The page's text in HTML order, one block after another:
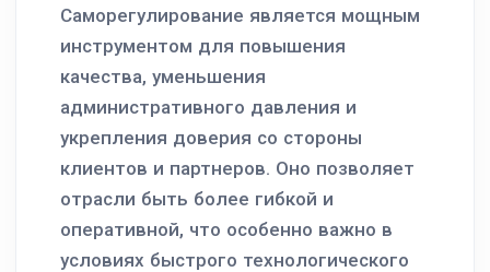
Саморегулирование является мощным
инструментом для повышения
качества, уменьшения
административного давления и
укрепления доверия со стороны
клиентов и партнеров. Оно позволяет
отрасли быть более гибкой и
оперативной, что особенно важно в
условиях быстрого технологического